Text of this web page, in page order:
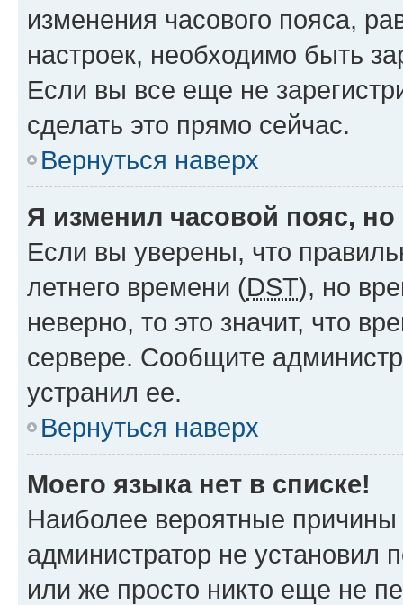
изменения часового пояса,
настроек, необходимо быть
Если вы все еще не
сделать это прямо сейчас.
Вернуться наверх
Я изменил часовой пояс,
Если вы уверены, что
летнего времени (DST), но
неверно, то это значит, что
сервере. Сообщите
устранил ее.
Вернуться наверх
Моего языка нет в списке!
Наиболее вероятные причины
администратор не установил
или же просто никто еще не